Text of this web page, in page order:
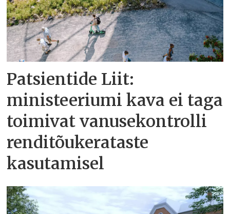
Patsientide Liit:
ministeeriumi kava ei taga
toimivat vanusekontrolli
renditõukerataste
kasutamisel